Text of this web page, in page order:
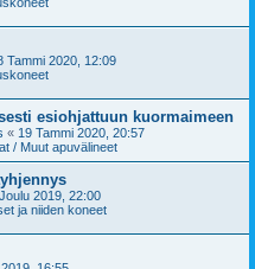
Tammi 2020, 12:09
esiohjattuun kuormaimeen
« 19 Tammi 2020, 20:57
/ Muut apuvälineet
2019, 22:00
ja niiden koneet